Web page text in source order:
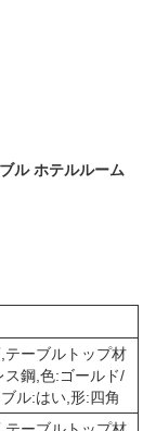
ル ホテルルーム
ーブルトップ材
ス鋼,色:ゴールド/
ル:はい,形:四角